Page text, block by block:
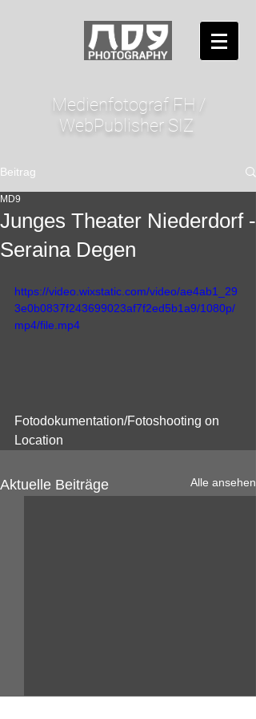
Medienfotograf FH /
WebPublisher SIZ
Beitrag
Junges Theater Niederdorf -
Seraina Degen
MD9
https://video.wixstatic.com/video/ae4ab1_29
3e0b0837f243699023af7f2ed5b1a9/1080p/
mp4/file.mp4
Fotodokumentation/Fotoshooting on
Location
Aktuelle Beiträge Alle ansehen